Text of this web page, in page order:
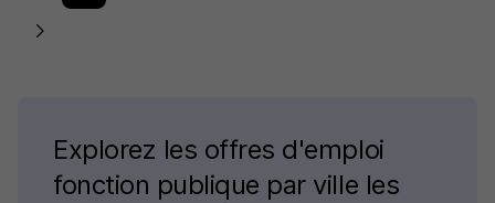
Explorez les offres d'emploi
fonction publique par ville les